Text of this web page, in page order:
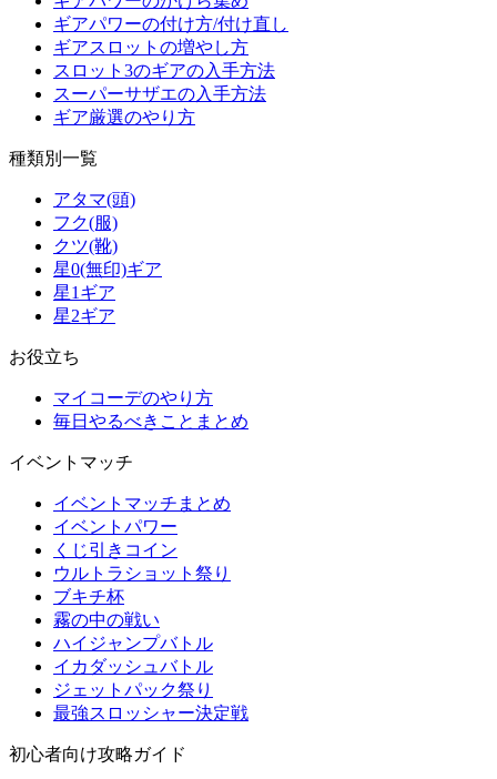
ギアパワーの付け方/付け直し
ギアスロットの増やし方
スロット3のギアの入手方法
スーパーサザエの入手方法
ギア厳選のやり方
種類別一覧
アタマ(頭)
フク(服)
クツ(靴)
星0(無印)ギア
星1ギア
星2ギア
お役立ち
マイコーデのやり方
毎日やるべきことまとめ
イベントマッチ
イベントマッチまとめ
イベントパワー
くじ引きコイン
ウルトラショット祭り
ブキチ杯
霧の中の戦い
ハイジャンプバトル
イカダッシュバトル
ジェットパック祭り
最強スロッシャー決定戦
初心者向け攻略ガイド